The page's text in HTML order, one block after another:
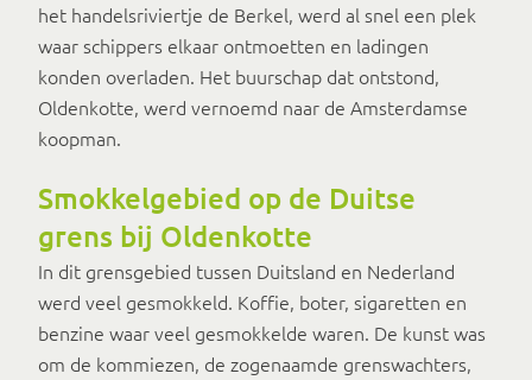
het handelsriviertje de Berkel, werd al snel een plek
waar schippers elkaar ontmoetten en ladingen
konden overladen. Het buurschap dat ontstond,
Oldenkotte, werd vernoemd naar de Amsterdamse
koopman.
Smokkelgebied op de Duitse
grens bij Oldenkotte
In dit grensgebied tussen Duitsland en Nederland
werd veel gesmokkeld. Koffie, boter, sigaretten en
benzine waar veel gesmokkelde waren. De kunst was
om de kommiezen, de zogenaamde grenswachters,